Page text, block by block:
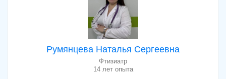
Румянцева Наталья Сергеевна
Фтизиатр
14 лет опыта